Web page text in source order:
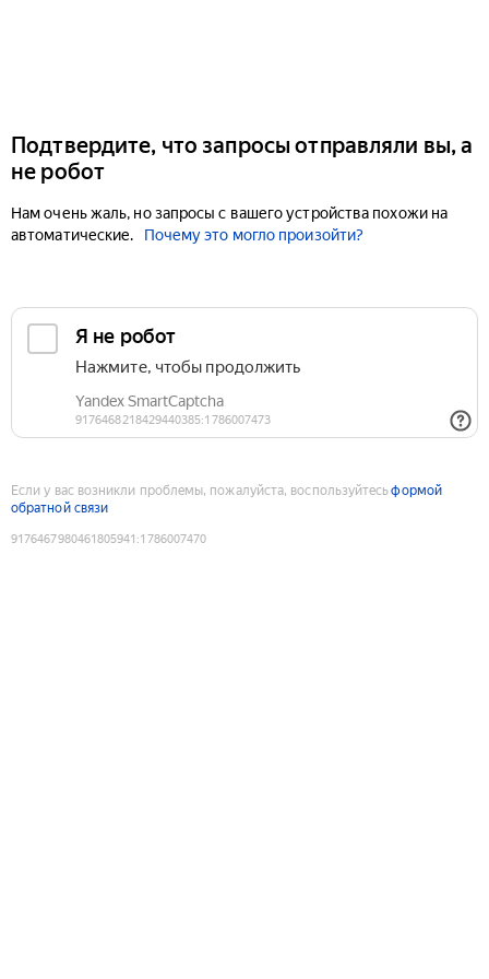
Подтвердите, что запросы отправляли вы, а
не робот
Нам очень жаль, но запросы с вашего устройства похожи на
автоматические.
Почему это могло произойти?
Если у вас возникли проблемы, пожалуйста, воспользуйтесьформой
обратной связи
9176467980461805941 :1786007470